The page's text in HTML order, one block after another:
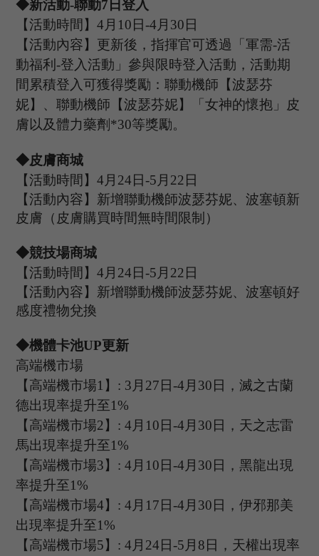
◆新活動-聯動7 日登入
【活動時間】4 月 10日-4 月 30日
【活動內容】 更新後，指揮官可透過「軍需-活
動福利-登入活動」參與限時登入活動，活動期
間累積登入可獲得獎勵：聯動機師【波瑟芬
妮】、聯動機師【波瑟芬妮】「女神的懷抱」皮
膚以及體力藥劑 *30等獎勵。
◆皮膚商城
【活動時間】4 月 24日-5 月 22 日
【活動內容】新增聯動機師波瑟芬妮、波塞頓新
皮膚（皮膚購買時間無時間限制）
◆競技場商城
【活動時間】4 月 24日-5 月 22 日
【活動內容】新增聯動機師波瑟芬妮、波塞頓好
感度禮物兌換
◆機體卡池UP更新
高端機市場
【高端機市場1 】 : 3 月 27日-4 月 30日，滅之古蘭
德出現率提升至1%
【高端機市場2 】 : 4 月 10日-4 月 30日， 天之志雷
馬出現率提升至1%
【高端機市場3】 : 4 月 10日-4 月 30日，黑龍出現
率提升至1%
【高端機市場4】 : 4 月 17日-4 月 30日，伊邪那美
出現率提升至1%
【高端機市場5】 : 4 月 24日-5 月 8日，天權出現率